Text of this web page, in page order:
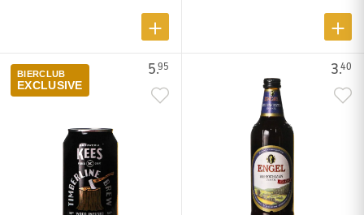
5.95
BIERCLUB
EXCLUSIVE
3.40